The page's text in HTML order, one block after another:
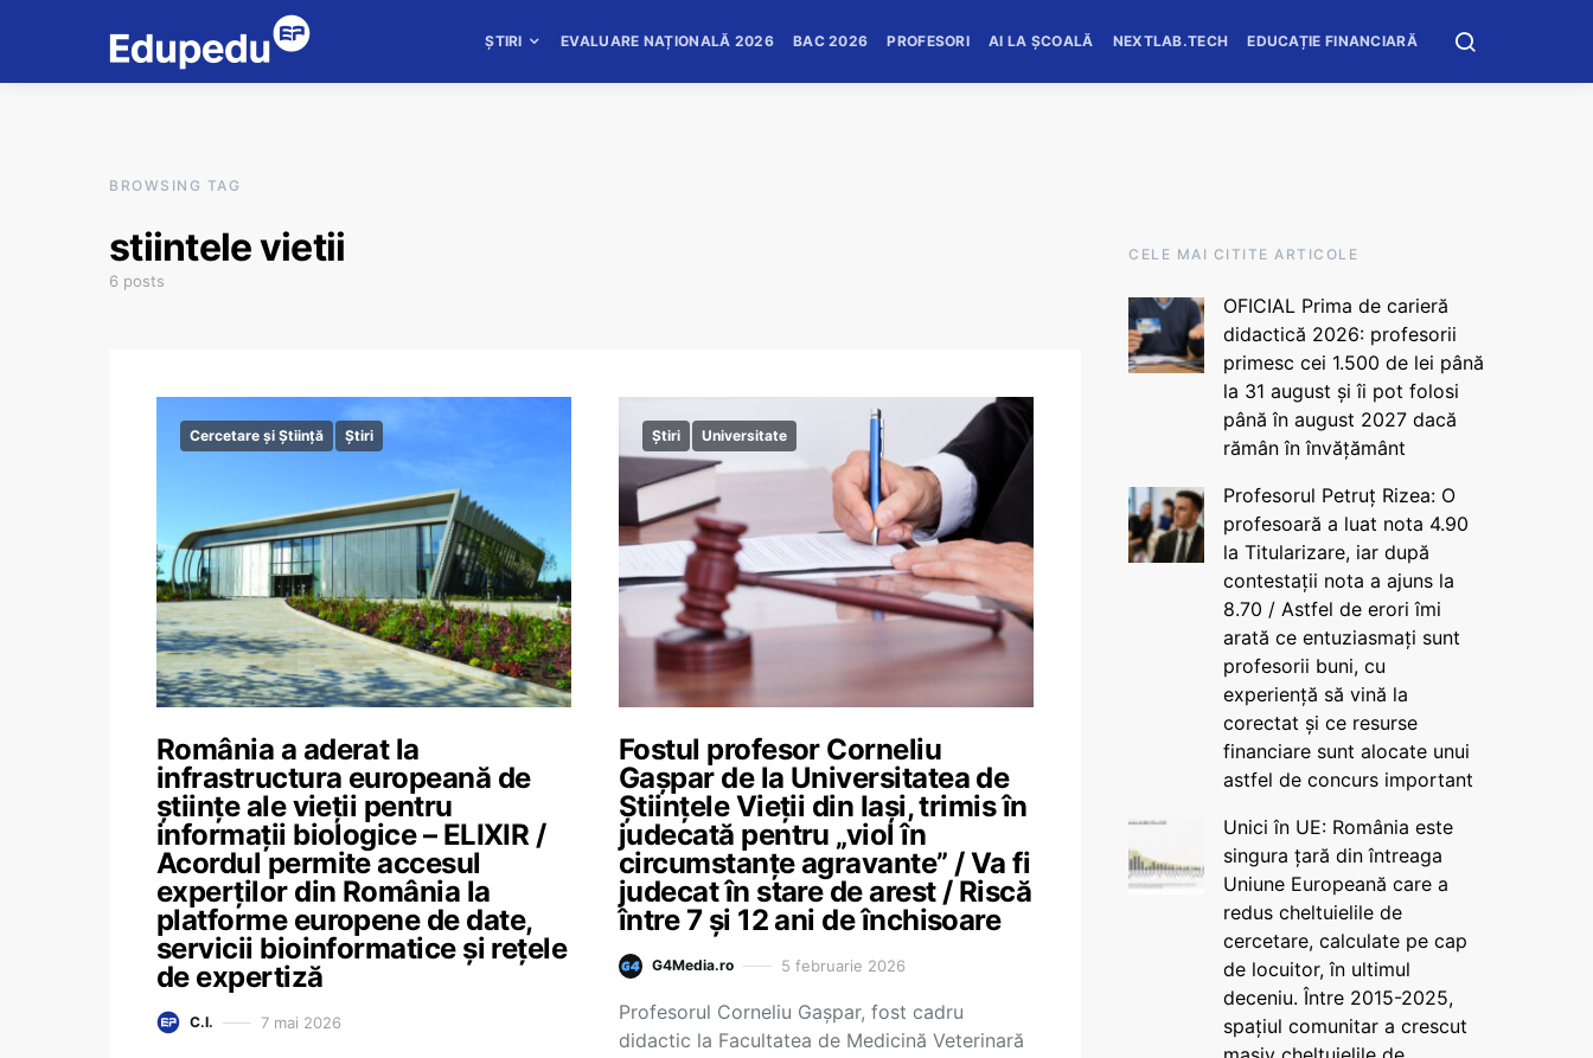
ȘTIRI EVALUARE NAȚIONALĂ 2026 BAC 2026 PROFESORI AI LA ȘCOALĂ NEXTLAB.TECH EDUCAȚIE FINANCIARĂ
BROWSING TAG
stiintele vietii
6 posts
Cercetare și Știință Știri
România a aderat la
infrastructura europeană de
științe ale vieții pentru
informații biologice – ELIXIR /
Acordul permite accesul
experților din România la
platforme europene de date,
servicii bioinformatice și rețele
de expertiză
C.I. 7 mai 2026
Știri Universitate
Fostul profesor Corneliu
Gașpar de la Universitatea de
Științele Vieții din Iași, trimis în
judecată pentru „viol în
circumstanțe agravante” / Va fi
judecat în stare de arest / Riscă
între 7 și 12 ani de închisoare
G4Media.ro 5 februarie 2026
Profesorul Corneliu Gașpar, fost cadru
didactic la Facultatea de Medicină Veterinară
CELE MAI CITITE ARTICOLE
OFICIAL Prima de carieră
didactică 2026: profesorii
primesc cei 1.500 de lei până
la 31 august și îi pot folosi
până în august 2027 dacă
rămân în învățământ
Profesorul Petruț Rizea: O
profesoară a luat nota 4.90
la Titularizare, iar după
contestații nota a ajuns la
8.70 / Astfel de erori îmi
arată ce entuziasmați sunt
profesorii buni, cu
experiență să vină la
corectat și ce resurse
financiare sunt alocate unui
astfel de concurs important
Unici în UE: România este
singura țară din întreaga
Uniune Europeană care a
redus cheltuielile de
cercetare, calculate pe cap
de locuitor, în ultimul
deceniu. Între 2015-2025,
spațiul comunitar a crescut